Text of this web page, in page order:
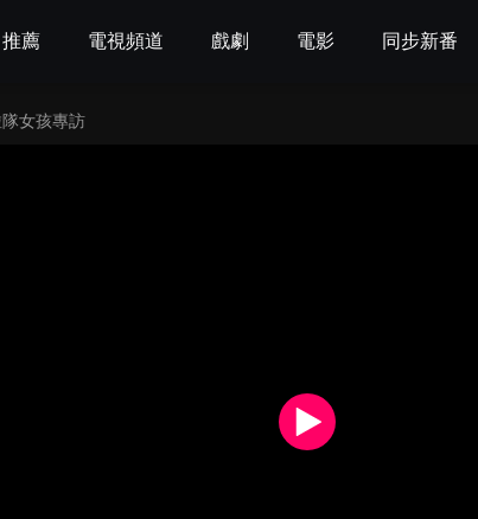
推薦 電視頻道 戲劇 電影 同步新番
女孩專訪